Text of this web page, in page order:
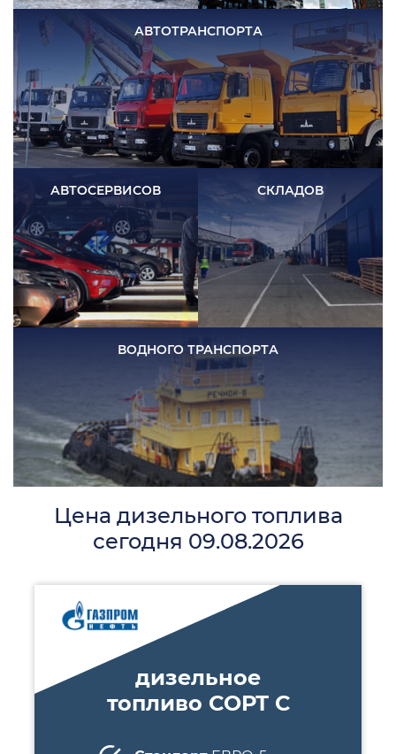
АВТОСЕРВИСОВ СКЛАДОВ
АВТОТРАНСПОРТА
ВОДНОГО ТРАНСПОРТА
Цена дизельного топлива
сегодня 09.08.2026
дизельное
топливо СОРТ С